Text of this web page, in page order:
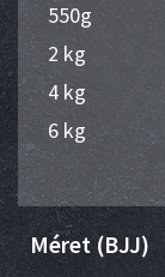
550g
2 kg
4 kg
6 kg
Méret (BJJ)